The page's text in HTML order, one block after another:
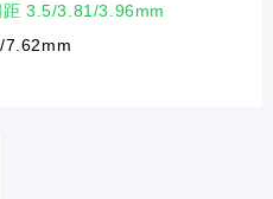
距 3.5/3.81/3.96mm
7.62mm